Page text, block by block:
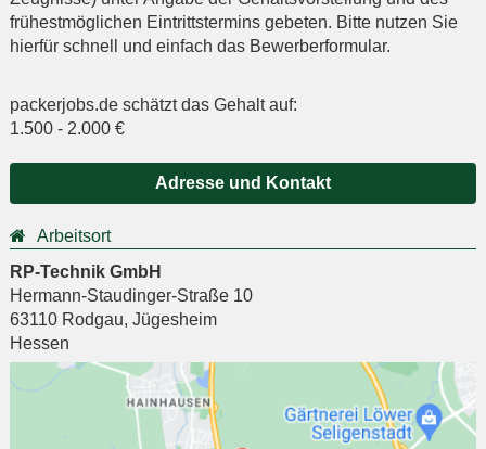
frühestmöglichen Eintrittstermins gebeten. Bitte nutzen Sie
hierfür schnell und einfach das Bewerberformular.
packerjobs.de schätzt das Gehalt auf:
1.500 - 2.000 €
Adresse und Kontakt
Arbeitsort
RP-Technik GmbH
Hermann-Staudinger-Straße 10
63110 Rodgau, Jügesheim
Hessen